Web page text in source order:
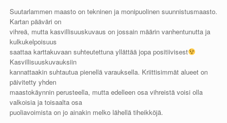
Suutarlammen maasto on tekninen ja monipuolinen suunnistusmaasto.
Kartan pääväri on
vihreä, mutta kasvillisuuskuvaus on jossain määrin vanhentunutta ja
kulkukelpoisuus
saattaa karttakuvaan suhteutettuna yllättää jopa positiivisest
Kasvillisuuskuvauksiin
kannattaakin suhtautua pienellä varauksella. Kriittisimmät alueet on
päivitetty yhden
maastokäynnin perusteella, mutta edelleen osa vihreistä voisi olla
valkoisia ja toisaalta osa
puoliavoimista on jo ainakin melko lähellä tiheikköjä.